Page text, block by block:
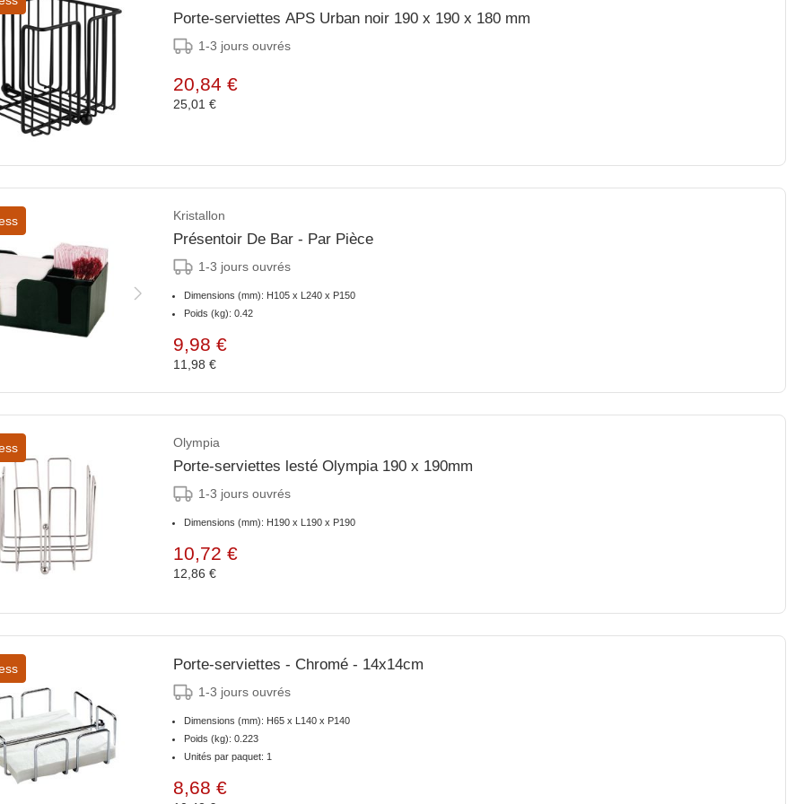
Porte-serviettes APS Urban noir 190 x 190 x 180 mm
1-3 jours ouvrés
20,84 €
25,01 €
Kristallon
Présentoir De Bar - Par Pièce
1-3 jours ouvrés
Dimensions (mm): H105 x L240 x P150
Poids (kg): 0.42
9,98 €
11,98 €
Olympia
Porte-serviettes lesté Olympia 190 x 190mm
1-3 jours ouvrés
Dimensions (mm): H190 x L190 x P190
10,72 €
12,86 €
Porte-serviettes - Chromé - 14x14cm
1-3 jours ouvrés
Dimensions (mm): H65 x L140 x P140
Poids (kg): 0.223
Unités par paquet: 1
8,68 €